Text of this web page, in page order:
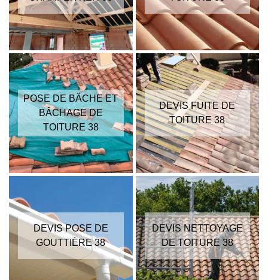
POSE DE BÂCHE ET
BÂCHAGE DE
TOITURE 38
DEVIS FUITE DE
TOITURE 38
DEVIS POSE DE
GOUTTIÈRE 38
DEVIS NETTOYAGE
DE TOITURE 38